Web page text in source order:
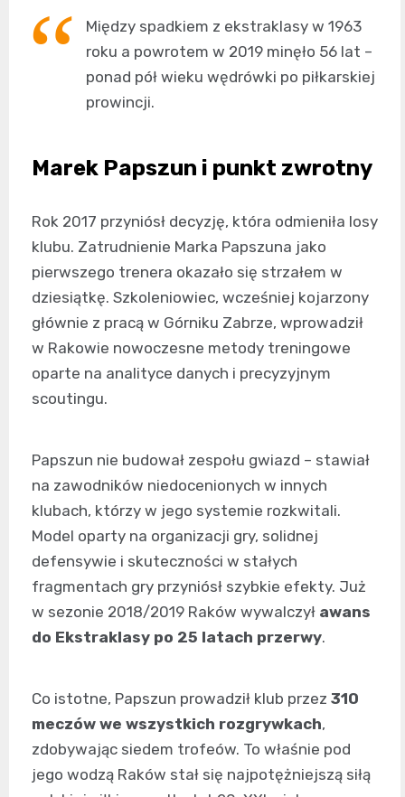
Między spadkiem z ekstraklasy w 1963
roku a powrotem w 2019 minęło 56 lat –
ponad pół wieku wędrówki po piłkarskiej
prowincji.
Marek Papszun i punkt zwrotny
Rok 2017 przyniósł decyzję, która odmieniła losy
klubu. Zatrudnienie Marka Papszuna jako
pierwszego trenera okazało się strzałem w
dziesiątkę. Szkoleniowiec, wcześniej kojarzony
głównie z pracą w Górniku Zabrze, wprowadził
w Rakowie nowoczesne metody treningowe
oparte na analityce danych i precyzyjnym
scoutingu.
Papszun nie budował zespołu gwiazd – stawiał
na zawodników niedocenionych w innych
klubach, którzy w jego systemie rozkwitali.
Model oparty na organizacji gry, solidnej
defensywie i skuteczności w stałych
fragmentach gry przyniósł szybkie efekty. Już
w sezonie 2018/2019 Raków wywalczył awans
do Ekstraklasy po 25 latach przerwy.
Co istotne, Papszun prowadził klub przez 310
meczów we wszystkich rozgrywkach,
zdobywając siedem trofeów. To właśnie pod
jego wodzą Raków stał się najpotężniejszą siłą